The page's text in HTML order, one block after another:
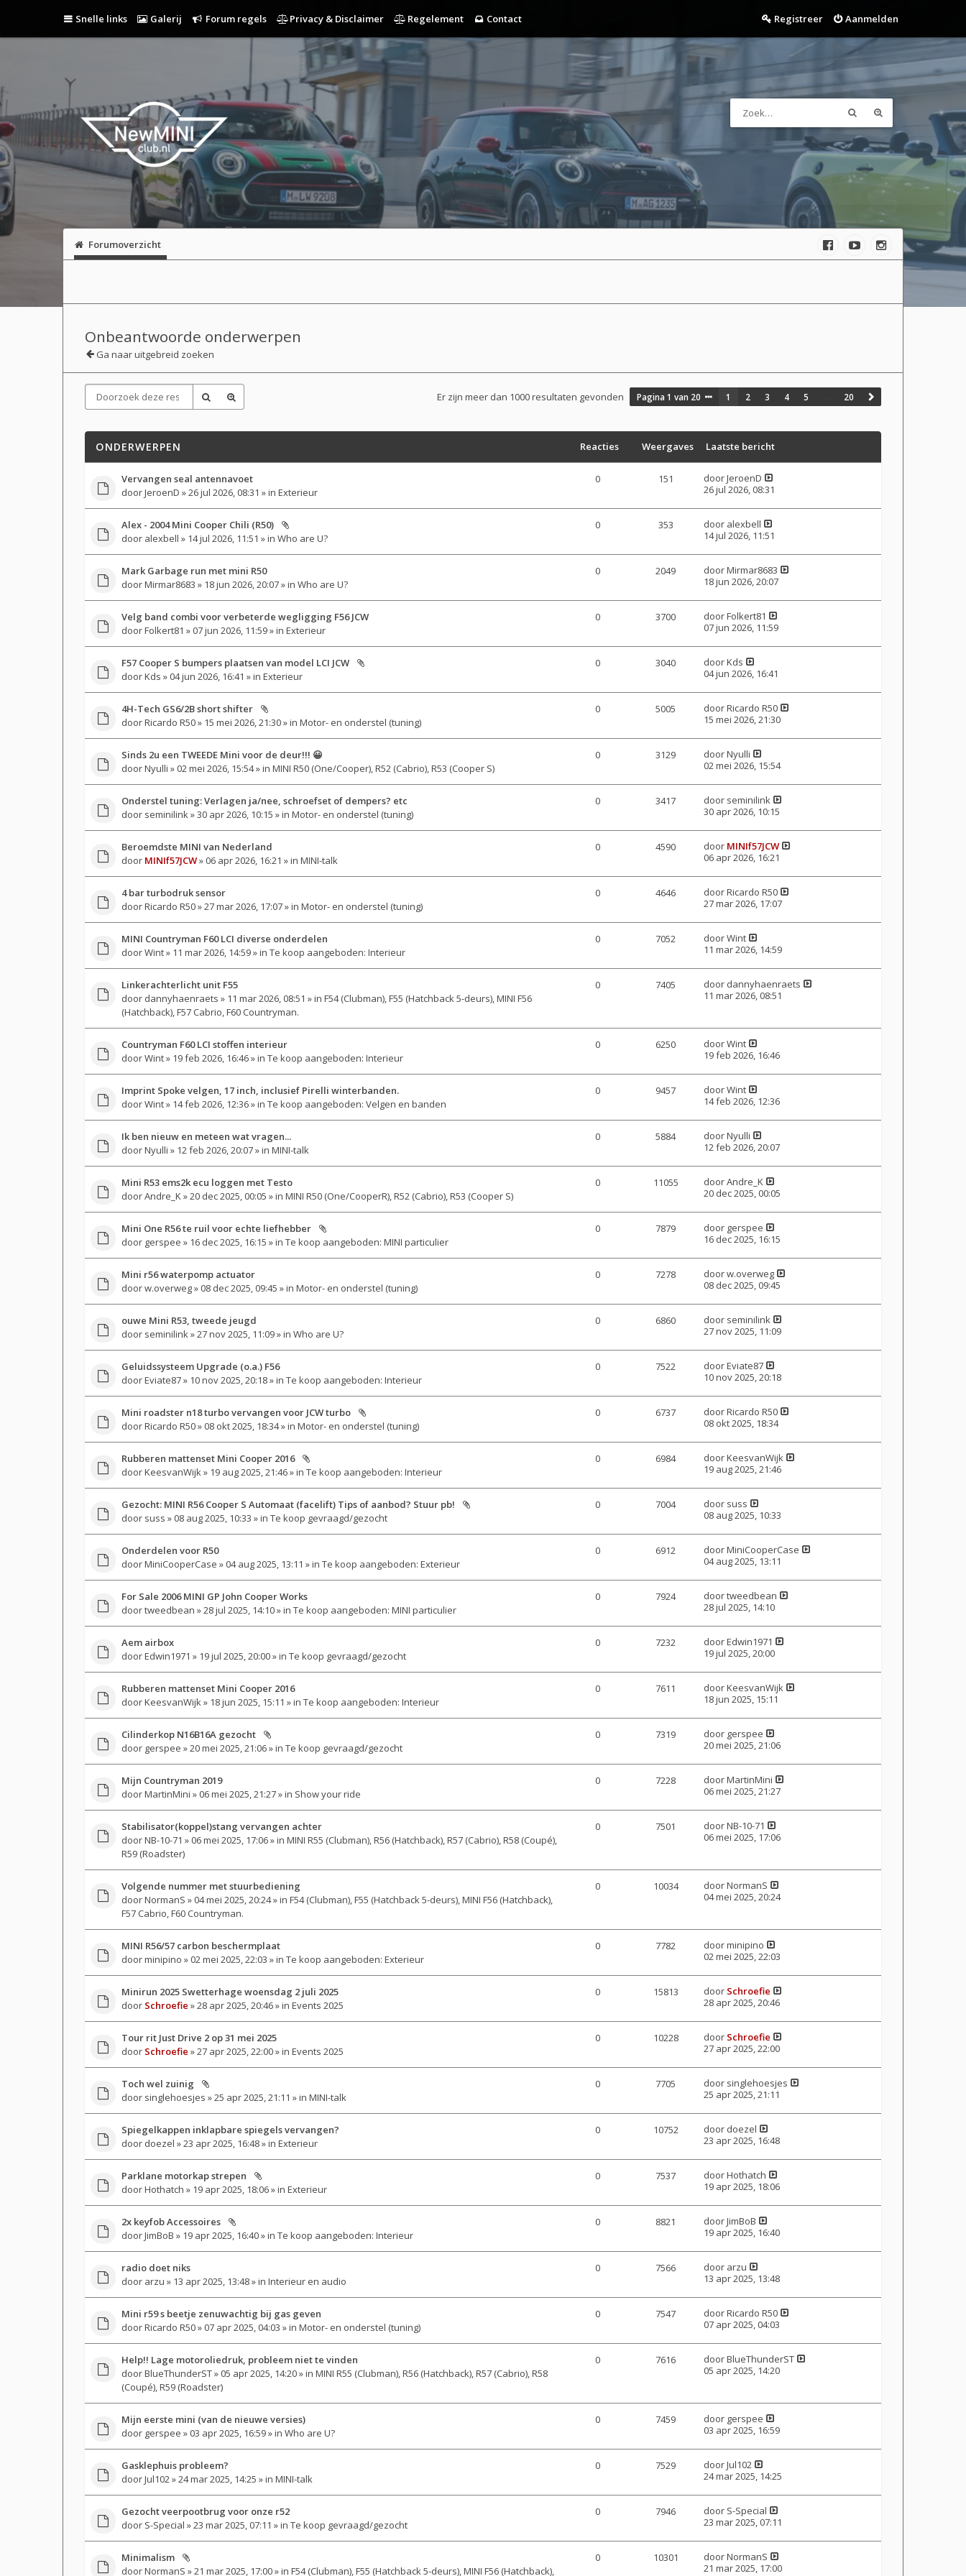
Snelle links Galerij Forum regels Privacy & Disclaimer Regelement Contact Aanmelden
Registreer
Forumoverzicht
Onbeantwoorde onderwerpen
Ga naar uitgebreid zoeken
Er zijn meer dan 1000 resultaten gevonden Pagina1 van 20 1 2 3 4 5 20
ONDERWERPEN Reacties Weergaves Laatste bericht
Vervangen seal antennavoet
doorJeroenD » 26 jul 2026, 08:31 » in Exterieur
0 151 doorJeroenD
26 jul 2026, 08:31
Alex - 2004 Mini Cooper Chili (R50)
door alexbell » 14 jul 2026, 11:51 » in Who are U?
0 353 door alexbell
14 jul 2026, 11:51
Mark Garbage run met mini R50
doorMirmar8683 » 18 jun 2026, 20:07 » in Who are U?
0 2049 doorMirmar8683
18 jun 2026, 20:07
Velg band combi voor verbeterde wegligging F56 JCW
doorFolkert81 » 07 jun 2026, 11:59 » in Exterieur
0 3700 doorFolkert81
07 jun 2026, 11:59
F57 Cooper S bumpers plaatsen van model LCI JCW
doorKds » 04 jun 2026, 16:41 » in Exterieur
0 3040 doorKds
04 jun 2026, 16:41
4H-Tech GS6/2B short shifter
doorRicardo R50» 15 mei 2026, 21:30 » in Motor- en onderstel (tuning)
0 5005 doorRicardo R50
15 mei 2026, 21:30
Sinds 2u een TWEEDE Mini voor de deur!!! 😀
doorNyulli » 02 mei 2026, 15:54 » in MINI R50 (One/Cooper), R52 (Cabrio), R53 (Cooper S)
0 3129 doorNyulli
02 mei 2026, 15:54
Onderstel tuning: Verlagen ja/nee, schroefset of dempers? etc
door seminilink » 30 apr 2026, 10:15 » in Motor- en onderstel (tuning)
0 3417 door seminilink
30 apr 2026, 10:15
Beroemdste MINI van Nederland
door MINIf57JCW» 06 apr 2026, 16:21 » in MINI-talk
0 4590 door MINIf57JCW
06 apr 2026, 16:21
4 bar turbodruk sensor
doorRicardo R50» 27 mar 2026, 17:07 » in Motor- en onderstel (tuning)
0 4646 doorRicardo R50
27 mar 2026, 17:07
MINI Countryman F60 LCI diverse onderdelen
doorWint» 11 mar 2026, 14:59 » in Te koop aangeboden: Interieur
0 7052 doorWint
11 mar 2026, 14:59
Linkerachterlicht unit F55
door dannyhaenraets » 11 mar 2026, 08:51 » in F54 (Clubman), F55 (Hatchback 5-deurs), MINI F56
(Hatchback), F57 Cabrio, F60 Countryman.
0 7405 door dannyhaenraets
11 mar 2026, 08:51
Countryman F60 LCI stoffen interieur
doorWint» 19 feb 2026, 16:46 » in Te koop aangeboden: Interieur
0 6250 doorWint
19 feb 2026, 16:46
Imprint Spoke velgen, 17 inch, inclusief Pirelli winterbanden.
doorWint» 14 feb 2026, 12:36 » in Te koop aangeboden: Velgen en banden
0 9457 doorWint
14 feb 2026, 12:36
Ik ben nieuw en meteen wat vragen...
doorNyulli » 12 feb 2026, 20:07 » in MINI-talk
0 5884 doorNyulli
12 feb 2026, 20:07
Mini R53 ems2k ecu loggen met Testo
doorAndre_K » 20 dec 2025, 00:05 » in MINI R50 (One/CooperR), R52 (Cabrio), R53 (Cooper S)
0 11055 doorAndre_K
20 dec 2025, 00:05
Mini One R56 te ruil voor echte liefhebber
door gerspee » 16 dec 2025, 16:15 » in Te koop aangeboden: MINI particulier
0 7879 door gerspee
16 dec 2025, 16:15
Mini r56 waterpomp actuator
doorw.overweg» 08 dec 2025, 09:45 » in Motor- en onderstel (tuning)
0 7278 doorw.overweg
08 dec 2025, 09:45
ouwe Mini R53, tweede jeugd
door seminilink » 27 nov 2025, 11:09 » in Who are U?
0 6860 door seminilink
27 nov 2025, 11:09
Geluidssysteem Upgrade (o.a.) F56
doorEviate87» 10 nov 2025, 20:18 » in Te koop aangeboden: Interieur
0 7522 doorEviate87
10 nov 2025, 20:18
Mini roadster n18 turbo vervangen voor JCW turbo
doorRicardo R50» 08 okt 2025, 18:34 » in Motor- en onderstel (tuning)
0 6737 doorRicardo R50
08 okt 2025, 18:34
Rubberen mattenset Mini Cooper 2016
doorKeesvanWijk » 19 aug 2025, 21:46 » in Te koop aangeboden: Interieur
0 6984 doorKeesvanWijk
19 aug 2025, 21:46
Gezocht: MINI R56 Cooper S Automaat (facelift) Tips of aanbod? Stuur pb!
door suss » 08 aug 2025, 10:33 » in Te koop gevraagd/gezocht
0 7004 door suss
08 aug 2025, 10:33
Onderdelen voor R50
doorMiniCooperCase » 04 aug 2025, 13:11 » in Te koop aangeboden: Exterieur
0 6912 doorMiniCooperCase
04 aug 2025, 13:11
For Sale 2006 MINI GP John Cooper Works
doortweedbean » 28 jul 2025, 14:10 » in Te koop aangeboden: MINI particulier
0 7924 doortweedbean
28 jul 2025, 14:10
Aem airbox
doorEdwin1971 » 19 jul 2025, 20:00 » in Te koop gevraagd/gezocht
0 7232 doorEdwin1971
19 jul 2025, 20:00
Rubberen mattenset Mini Cooper 2016
doorKeesvanWijk » 18 jun 2025, 15:11 » in Te koop aangeboden: Interieur
0 7611 doorKeesvanWijk
18 jun 2025, 15:11
Cilinderkop N16B16A gezocht
door gerspee » 20 mei 2025, 21:06 » in Te koop gevraagd/gezocht
0 7319 door gerspee
20 mei 2025, 21:06
Mijn Countryman 2019
doorMartinMini » 06 mei 2025, 21:27 » in Show your ride
0 7228 doorMartinMini
06 mei 2025, 21:27
Stabilisator(koppel)stang vervangen achter
doorNB-10-71 » 06 mei 2025, 17:06 » in MINI R55 (Clubman), R56 (Hatchback), R57 (Cabrio), R58 (Coupé),
R59 (Roadster)
0 7501 doorNB-10-71
06 mei 2025, 17:06
Volgende nummer met stuurbediening
doorNormanS » 04 mei 2025, 20:24 » in F54 (Clubman), F55 (Hatchback 5-deurs), MINI F56 (Hatchback),
F57 Cabrio, F60 Countryman.
0 10034 doorNormanS
04 mei 2025, 20:24
MINI R56/57 carbon beschermplaat
doorminipino » 02 mei 2025, 22:03 » in Te koop aangeboden: Exterieur
0 7782 doorminipino
02 mei 2025, 22:03
Minirun 2025 Swetterhage woensdag 2 juli 2025
door Schroefie » 28 apr 2025, 20:46 » in Events 2025
0 15813 door Schroefie
28 apr 2025, 20:46
Tour rit Just Drive 2 op 31 mei 2025
door Schroefie » 27 apr 2025, 22:00 » in Events 2025
0 10228 door Schroefie
27 apr 2025, 22:00
Toch wel zuinig
door singlehoesjes » 25 apr 2025, 21:11 » in MINI-talk
0 7705 door singlehoesjes
25 apr 2025, 21:11
Spiegelkappen inklapbare spiegels vervangen?
door doezel » 23 apr 2025, 16:48 » in Exterieur
0 10752 door doezel
23 apr 2025, 16:48
Parklane motorkap strepen
doorHothatch » 19 apr 2025, 18:06 » in Exterieur
0 7537 doorHothatch
19 apr 2025, 18:06
2x keyfob Accessoires
doorJimBoB » 19 apr 2025, 16:40 » in Te koop aangeboden: Interieur
0 8821 doorJimBoB
19 apr 2025, 16:40
radio doet niks
door arzu » 13 apr 2025, 13:48 » in Interieur en audio
0 7566 door arzu
13 apr 2025, 13:48
Mini r59 s beetje zenuwachtig bij gas geven
doorRicardo R50» 07 apr 2025, 04:03 » in Motor- en onderstel (tuning)
0 7547 doorRicardo R50
07 apr 2025, 04:03
Help!! Lage motoroliedruk, probleem niet te vinden
doorBlueThunderST» 05 apr 2025, 14:20 » in MINI R55 (Clubman), R56 (Hatchback), R57 (Cabrio), R58
(Coupé), R59 (Roadster)
0 7616 doorBlueThunderST
05 apr 2025, 14:20
Mijn eerste mini (van de nieuwe versies)
door gerspee » 03 apr 2025, 16:59 » in Who are U?
0 7459 door gerspee
03 apr 2025, 16:59
Gasklephuis probleem?
doorJul102 » 24 mar 2025, 14:25 » in MINI-talk
0 7529 doorJul102
24 mar 2025, 14:25
Gezocht veerpootbrug voor onze r52
door S-Special » 23 mar 2025, 07:11 » in Te koop gevraagd/gezocht
0 7946 door S-Special
23 mar 2025, 07:11
Minimalism
doorNormanS » 21 mar 2025, 17:00 » in F54 (Clubman), F55 (Hatchback 5-deurs), MINI F56 (Hatchback),
0 10301 doorNormanS
21 mar 2025, 17:00